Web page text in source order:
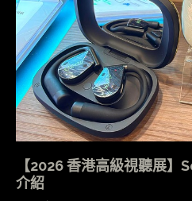
【2026 香港高級視聽展
介紹